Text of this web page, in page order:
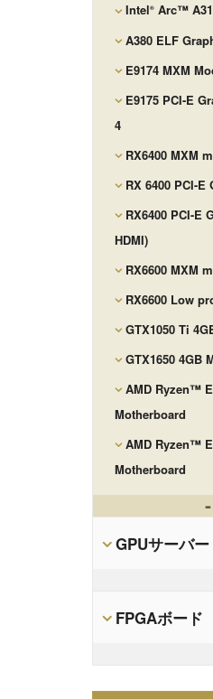
Intel® Arc™
A380 ELF
E9174 MXM
E9175 PCI-E
4
RX6400 MXM
RX 6400 PCI-E
RX6400 PCI-E
HDMI)
RX6600 MXM
RX6600 Low
GTX1050 Ti
GTX1650 4GB
AMD Ryzen™
Motherboard
AMD Ryzen™
Motherboard
GPUサーバー
FPGAボード